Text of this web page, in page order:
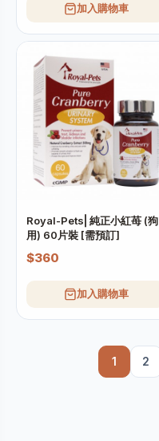
加入購物車
Royal-Pets⎜純正小紅苺 (狗
用) 60片裝 [需預訂]
$360
加入購物車
1 2